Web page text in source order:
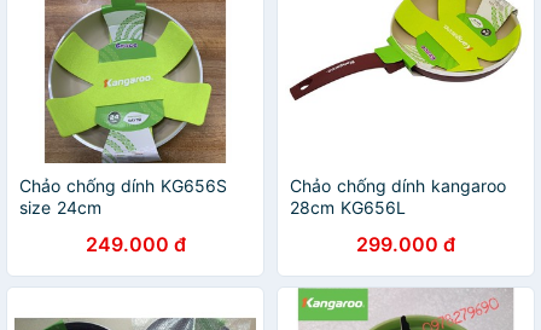
Chảo chống dính KG656S
size 24cm
249.000 đ
Chảo chống dính kangaroo
28cm KG656L
299.000 đ